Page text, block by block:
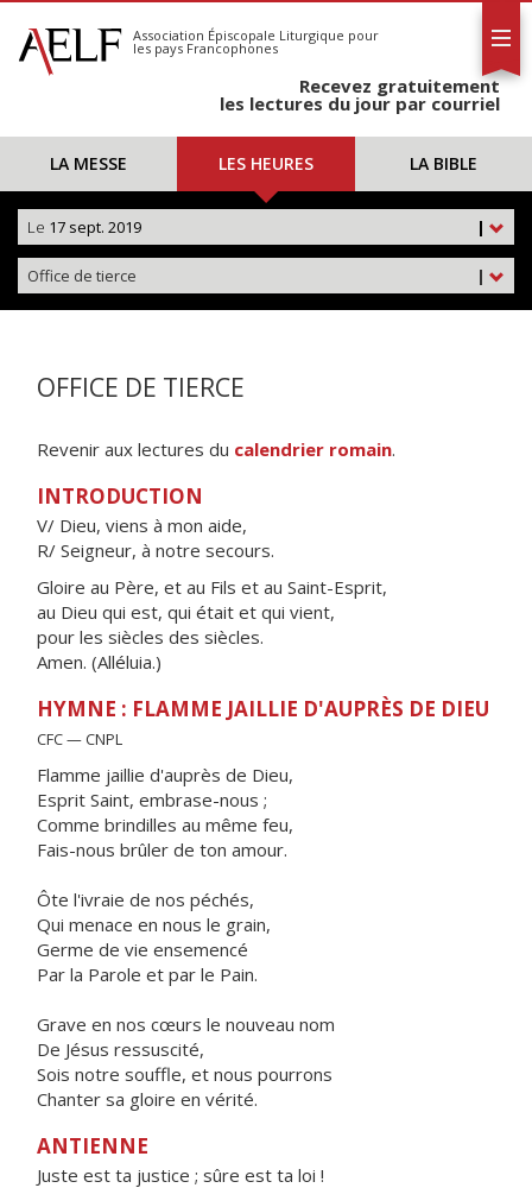
S'abonner
Calendrier
Association Épiscopale Liturgique pour
les pays Francophones
Recevez gratuitement
les lectures du jour par courriel
LA MESSE LES HEURES LA BIBLE
|
Le 17 sept. 2019
|
Office de tierce
OFFICE DE TIERCE
Revenir aux lectures du calendrier romain.
INTRODUCTION
V/ Dieu, viens à mon aide,
R/ Seigneur, à notre secours.
Gloire au Père, et au Fils et au Saint-Esprit,
au Dieu qui est, qui était et qui vient,
pour les siècles des siècles.
Amen. (Alléluia.)
HYMNE : FLAMME JAILLIE D'AUPRÈS DE DIEU
CFC — CNPL
Flamme jaillie d'auprès de Dieu,
Esprit Saint, embrase-nous ;
Comme brindilles au même feu,
Fais-nous brûler de ton amour.
Ôte l'ivraie de nos péchés,
Qui menace en nous le grain,
Germe de vie ensemencé
Par la Parole et par le Pain.
Grave en nos cœurs le nouveau nom
De Jésus ressuscité,
Sois notre souffle, et nous pourrons
Chanter sa gloire en vérité.
ANTIENNE
Juste est ta justice ; sûre est ta loi !